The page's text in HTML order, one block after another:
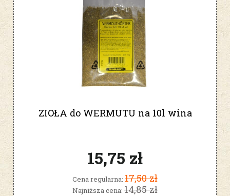
ZIOŁA do WERMUTU na 10l wina
15,75 zł
Cena regularna: 17,50 zł
Najniższa cena: 14,85 zł